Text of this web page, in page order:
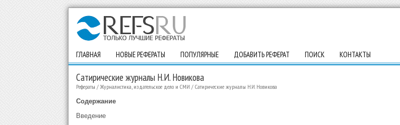
ГЛАВНАЯ НОВЫЕ РЕФЕРАТЫ ПОПУЛЯРНЫЕ ДОБАВИТЬ РЕФЕРАТ ПОИСК КОНТАКТЫ
Сатирические журналы Н.И. Новикова
Рефераты / Журналистика, издательское дело и СМИ / Сатирические журналы Н.И. Новикова
Содержание
Введение